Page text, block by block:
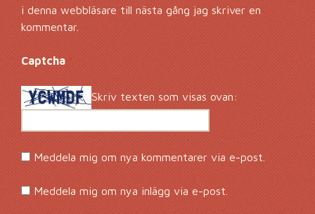
i denna webbläsare till nästa gång jag skriver en
kommentar.
Captcha *
Skriv texten som visas ovan:
Meddela mig om nya kommentarer via e-post.
Meddela mig om nya inlägg via e-post.